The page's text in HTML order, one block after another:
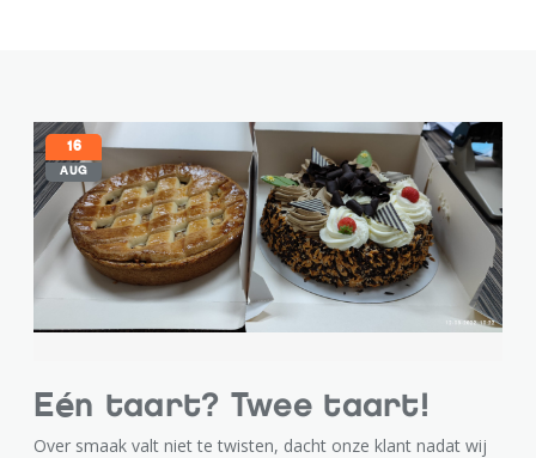
16
AUG
Eén taart? Twee taart!
Over smaak valt niet te twisten, dacht onze klant nadat wij